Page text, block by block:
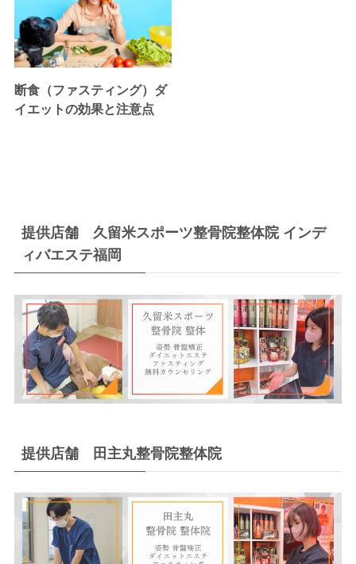
断食（ファスティング）ダ
イエットの効果と注意点
提供店舗 久留米スポーツ整骨院整体院 インデ
ィバエステ福岡
提供店舗 田主丸整骨院整体院